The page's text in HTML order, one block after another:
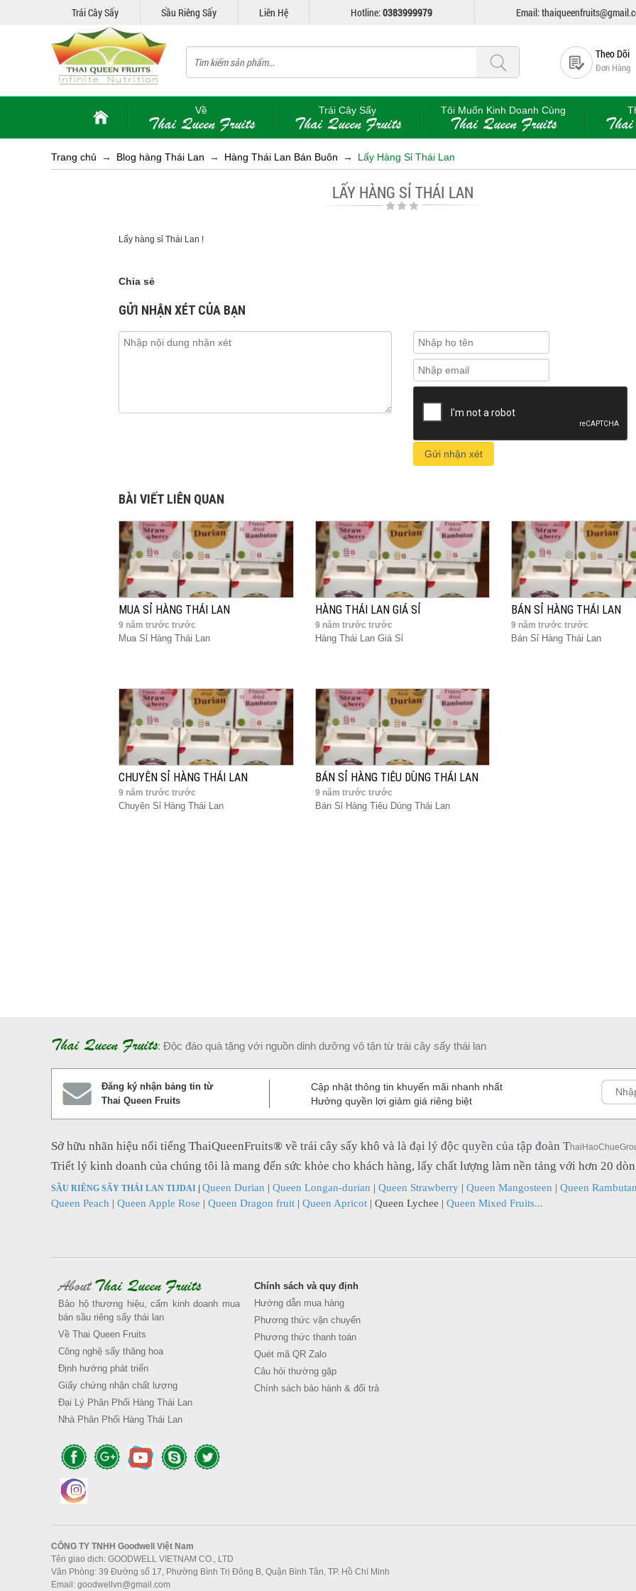
Trái Cây Sấy Sầu Riêng Sấy Liên Hệ Hotline:0383999979 Email:
Theo Dõi
Đơn Hàng
Về
Thai Queen Fruits
Trái Cây Sấy
Thai Queen Fruits
Tôi Muốn Kinh Doanh Cùng
Thai Queen Fruits Thai
Trang chủ → Blog hàng Thái Lan → Hàng Thái Lan Bán Buôn → Lấy Hàng Sỉ Thái Lan
LẤY HÀNG SỈ THÁI LAN
Lấy hàng sỉ Thái Lan !
Chia sẻ
GỬI NHẬN XÉT CỦA BẠN
BÀI VIẾT LIÊN QUAN
MUA SỈ HÀNG THÁI LAN
9 năm trước trước
Mua Sỉ Hàng Thái Lan
HÀNG THÁI LAN GIÁ SỈ
9 năm trước trước
Hàng Thái Lan Giá Sỉ
BÁN SỈ HÀNG THÁI LAN
9 năm trước trước
Bán Sỉ Hàng Thái Lan
CHUYÊN SỈ HÀNG THÁI LAN
9 năm trước trước
Chuyên Sỉ Hàng Thái Lan
BÁN SỈ HÀNG TIÊU DÙNG THÁI LAN
9 năm trước trước
Bán Sỉ Hàng Tiêu Dùng Thái Lan
Thai Queen Fruits: Độc đáo quà tặng với nguồn dinh dưỡng vô tận từ trái cây sấy thái lan
Đăng ký nhận bảng tin từ
Thai Queen Fruits
Cập nhật thông tin khuyến mãi nhanh nhất
Hưởng quyền lợi giảm giá riêng biệt
Sở hữu nhãn hiệu nổi tiếng ThaiQueenFruits® về trái cây sấy khô và là đại lý độc quyền của tập đoàn T
Triểt lý kinh doanh của chúng tôi là mang đến sức khỏe cho khách hàng, lấy chất lượng làm nền tảng với hơn 20
SẦU RIÊNG SẤY THÁI LAN TIJDAI Queen Durian | Queen Longan-durian | Queen Strawberry | Queen Mangosteen | Queen Rambutan
Queen Peach | Queen Apple Rose | Queen Dragon fruit | Queen Apricot | Queen Lychee | Queen Mixed Fruits...
AboutThai Queen Fruits
Bảo hộ thương hiệu, cấm kinh doanh mua
bán sầu riêng sấy thái lan
Về Thai Queen Fruits
Công nghệ sấy thăng hoa
Định hướng phát triển
Giấy chứng nhận chất lượng
Đại Lý Phân Phối Hàng Thái Lan
Nhà Phân Phối Hàng Thái Lan
Chính sách và quy định
Hướng dẫn mua hàng
Phương thức vận chuyển
Phương thức thanh toán
Quét mã QR Zalo
Câu hỏi thường gặp
Chính sách bảo hành & đổi trả
CÔNG TY TNHH Goodwell Việt Nam
Tên giao dịch: GOODWELL VIETNAM CO., LTD
Văn Phòng: 39 Đường số 17, Phường Bình Trị Đông B, Quận Bình Tân, TP. Hồ Chí Minh
Email: goodwellvn@gmail.com